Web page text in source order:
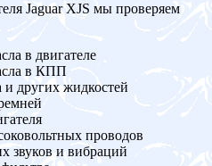
Jaguar XJS мы проверяем
в двигателе
в КПП
и других жидкостей
проводов
звуков и вибраций